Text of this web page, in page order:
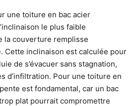
une toiture en bac acier
le plus faible
la couverture remplisse
Cette inclinaison est calculée pour
de s’évacuer sans stagnation,
d’infiltration. Pour une toiture en
est fondamental, car un bac
plat pourrait compromettre